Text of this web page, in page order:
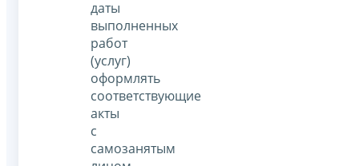
даты
выполненных
работ
(услуг)
оформлять
соответствующие
акты
с
самозанятым